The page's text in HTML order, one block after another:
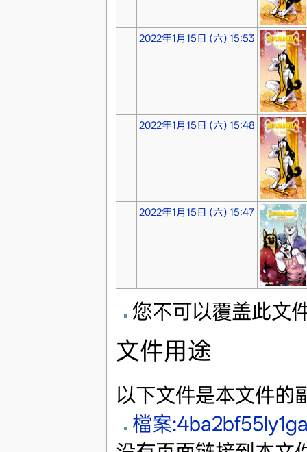
2022年1月15日 (六) 15:53
2022年1月15日 (六) 15:48
2022年1月15日 (六) 15:47
您不可以覆盖此文
文件用途
以下文件是本文件的
檔案